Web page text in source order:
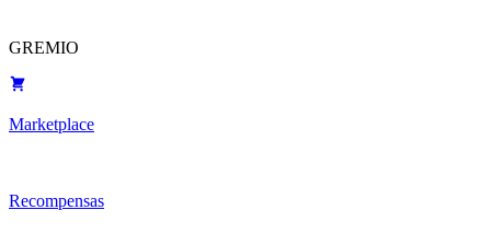
GREMIO
Marketplace
Recompensas